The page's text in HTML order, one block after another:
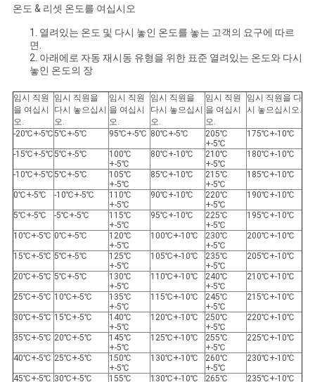
온도 & 리셋 온도를 여십시오
1. 열려있는 온도 및 다시 놓인 온도를 놓는 고객의 요구에 따르
면.
2. 아래에로 자동 재시동 유형을 위한 표준 열려있는 온도와 다시
놓인 온도의 장
임시 직원
을 여십시
오.
임시 직원을
다시 놓으십시
오.
임시 직원
을 여십시
오.
임시 직원을
다시 놓으십시
오.
임시 직원
을 여십시
오.
임시 직원을 다
시 놓으십시오.
-20℃+-5℃5℃+-5℃ 95℃+-5℃ 80℃+-5℃
205℃
+-5℃
175℃+-10℃
-15℃+-5℃5℃+-5℃
100℃
+-5℃
80℃+-10℃
210℃
+-5℃
180℃+-10℃
-10℃+-5℃5℃+-5℃
105℃
+-5℃
85℃+-10℃
215℃
+-5℃
185℃+-10℃
0℃+-5℃ -10℃+-5℃
110℃
+-5℃
90℃+-10℃
220℃
+-5℃
190℃+-10℃
5℃+-5℃ -5℃+-5℃
115℃
+-5℃
95℃+-10℃
225℃
+-5℃
195℃+-10℃
10℃+-5℃ 0℃+-5℃
120℃
+-5℃
100℃+-10℃
230℃
+-5℃
200℃+-10℃
15℃+-5℃ 5℃+-5℃
125℃
+-5℃
105℃+-10℃
235℃
+-5℃
205℃+-10℃
20℃+-5℃ 5℃+-5℃
130℃
+-5℃
110℃+-10℃
240℃
+-5℃
210℃+-10℃
25℃+-5℃ 10℃+-5℃
135℃
+-5℃
115℃+-10℃
245℃
+-5℃
215℃+-10℃
30℃+-5℃ 15℃+-5℃
140℃
+-5℃
120℃+-10℃
250℃
+-5℃
220℃+-10℃
35℃+-5℃ 20℃+-5℃
145℃
+-5℃
125℃+-10℃
255℃
+-5℃
225℃+-10℃
40℃+-5℃ 25℃+-5℃
150℃
+-5℃
130℃+-10℃
260℃
+-5℃
230℃+-10℃
45℃+-5℃ 30℃+-5℃
155℃
130℃+-10℃
265℃
235℃+-10℃